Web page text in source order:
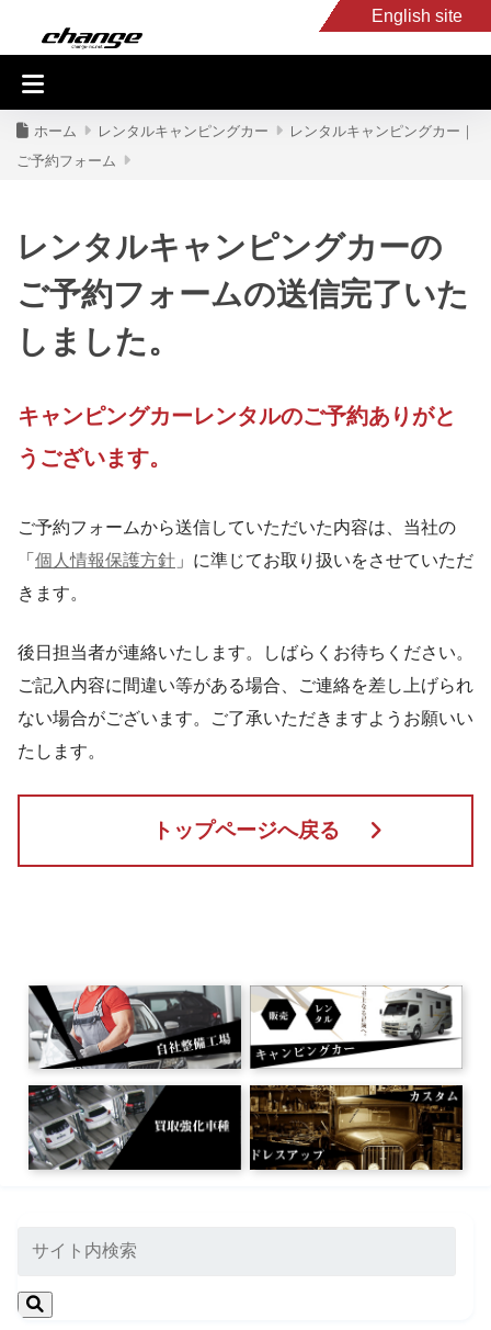
English site
入庫車情報
ホーム レンタルキャンピングカー
レンタルキャンピングカー｜
ご予約フォーム
レンタルキャンピングカーの
ご予約フォームの送信完了いた
しました。
キャンピングカーレンタルのご予約ありがと
うございます。
ご予約フォームから送信していただいた内容は、当社の
「 個人情報保護方針 」に準じてお取り扱いをさせていただ
きます。
後日担当者が連絡いたします。しばらくお待ちください。
ご記入内容に間違い等がある場合、ご連絡を差し上げられ
ない場合がございます。ご了承いただきますようお願いい
たします。
トップページへ戻る